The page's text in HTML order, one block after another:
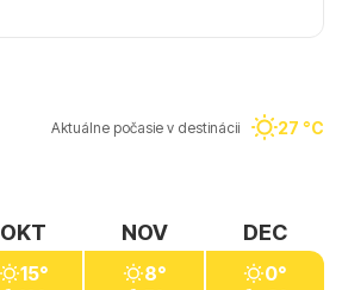
Aktuálne počasie v destinácii 27 °C
OKT
15°
NOV
8°
DEC
0°